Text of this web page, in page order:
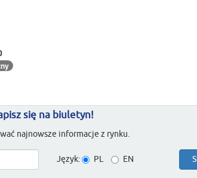
się na biuletyn!
najnowsze informacje z rynku.
Język: PL EN